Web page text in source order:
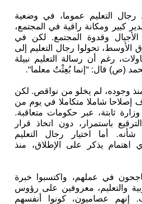
رجال التعليم عموما، في وضعية
كبير ومكانة راقية في المجتمع،
الأجيال وقدوة المجتمع. لكن في
الأوسط، تحولوا رجال التعليم إلى
رغم أن رسالة التعليم نبيلة
(ص) قال: "إنما بُعِثْتُ معلما".
وجوده، لم يخلو من نواقص. لكن
إصلاحا شاملا متكاملا في يوم من
ثابتة، عبر حكومات متعاقبة.
باستمرار، دون اتخاذ قرار
أما اختيار رجال التعليم
اهتمام يذكر على الإطلاق، منذ
في عملهم، واكتسبوا خبرة
والتعليم، معروفين على رؤوس
إنهم عصاميون، كونوا أنفسهم